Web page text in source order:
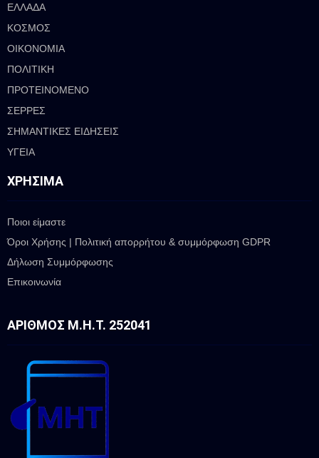
ΕΛΛΑΔΑ
ΚΟΣΜΟΣ
ΟΙΚΟΝΟΜΙΑ
ΠΟΛΙΤΙΚΗ
ΠΡΟΤΕΙΝΟΜΕΝΟ
ΣΕΡΡΕΣ
ΣΗΜΑΝΤΙΚΕΣ ΕΙΔΗΣΕΙΣ
ΥΓΕΙΑ
ΧΡΉΣΙΜΑ
Ποιοι είμαστε
Όροι Χρήσης | Πολιτική απορρήτου & συμμόρφωση GDPR
Δήλωση Συμμόρφωσης
Επικοινωνία
ΑΡΙΘΜΌΣ Μ.Η.Τ. 252041